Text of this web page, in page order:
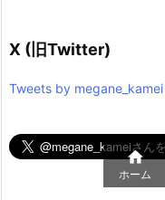
X (旧Twitter)
Tweets by megane_kamei

ホーム